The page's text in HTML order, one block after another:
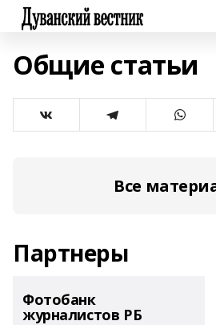
Общие статьи
Все
Партнеры
Фотобанк
журналистов РБ